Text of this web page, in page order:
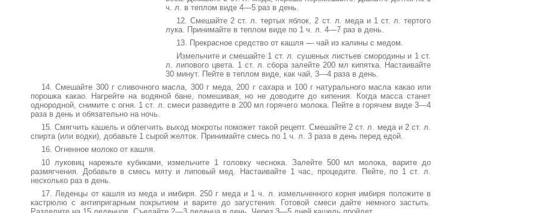
ч. л. в теплом виде 4—5 раз в день.
12. Смешайте 2 ст. л. тертых яблок, 2 ст. л. меда и 1 ст. л. тертого
лука. Принимайте в теплом виде по 1 ч. л. 4—7 раз в день.
13. Прекрасное средство от кашля — чай из калины с медом.
Измельчите и смешайте 1 ст. л. сушеных листьев смородины и 1 ст.
л. липового цвета. 1 ст. л. сбора залейте 200 мл кипятка. Настаивайте
30 минут. Пейте в теплом виде, как чай, 3—4 раза в день.
14. Смешайте 300 г сливочного масла, 300 г меда, 200 г сахара и 100 г натурального масла какао или
порошка какао. Нагрейте на водяной бане, помешивая, но не доводите до кипения. Когда масса станет
однородной, снимите с огня. 1 ст. л. смеси разведите в 200 мл горячего молока. Пейте в горячем виде 3—4
раза в день и обязательно на ночь.
15. Смягчить кашель и облегчить выход мокроты поможет такой рецепт. Смешайте 2 ст. л. меда и 2 ст. л.
спирта (или водки), добавьте 1 сырой желток. Принимайте смесь по 1 ч. л. 3 раза в день перед едой.
16. Огненное молоко от кашля.
10 луковиц нарежьте кубиками, измельчите 1 головку чеснока. Залейте 500 мл молока, варите до
размягчения. Добавьте в смесь мяту и липовый мед. Настаивайте 1 час, процедите. Пейте, по 1 ст. л.
несколько раз в день.
17. Леденцы от кашля из меда и имбиря. 250 г меда и 1 ч. л. измельченного корня имбиря положите в
кастрюлю с антипригарным покрытием и варите до загустения. Готовой смеси дайте немного застыть.